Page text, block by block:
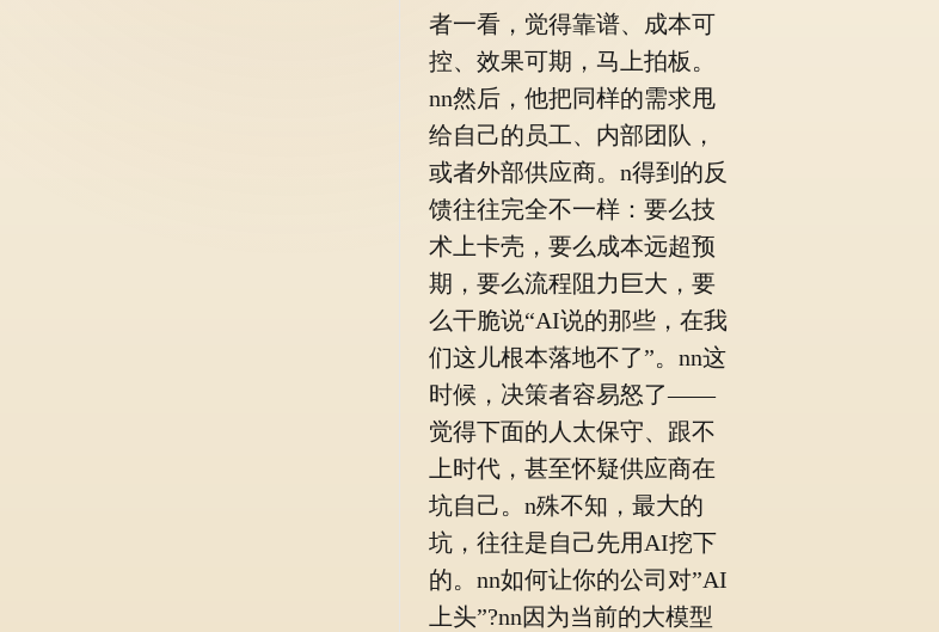
者一看，觉得靠谱、成本可
控、效果可期，马上拍板。
nn然后，他把同样的需求甩
给自己的员工、内部团队，
或者外部供应商。n得到的反
馈往往完全不一样：要么技
术上卡壳，要么成本远超预
期，要么流程阻力巨大，要
么干脆说“AI说的那些，在我
们这儿根本落地不了”。nn这
时候，决策者容易怒了——
觉得下面的人太保守、跟不
上时代，甚至怀疑供应商在
坑自己。n殊不知，最大的
坑，往往是自己先用AI挖下
的。nn如何让你的公司对”AI
上头”?nn因为当前的大模型